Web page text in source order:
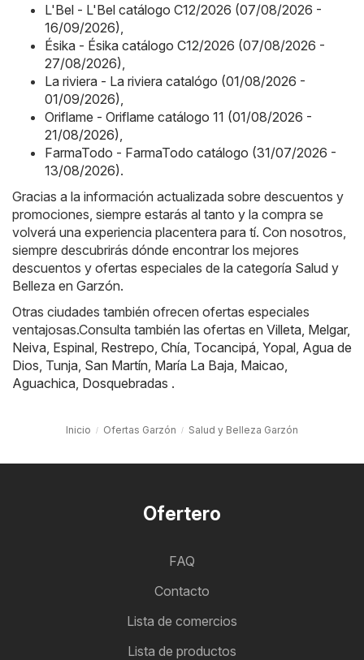
L'Bel - L'Bel catálogo C12/2026 (07/08/2026 -
16/09/2026)
Ésika - Ésika catálogo C12/2026 (07/08/2026 -
27/08/2026)
La riviera - La riviera catalógo (01/08/2026 -
01/09/2026)
Oriflame - Oriflame catálogo 11 (01/08/2026 -
21/08/2026)
FarmaTodo - FarmaTodo catálogo (31/07/2026 -
13/08/2026).
Gracias a la información actualizada sobre descuentos y
promociones, siempre estarás al tanto y la compra se
volverá una experiencia placentera para tí. Con nosotros,
siempre descubrirás dónde encontrar los mejores
descuentos y ofertas especiales de la categoría Salud y
Belleza en Garzón.
Otras ciudades también ofrecen ofertas especiales
ventajosas.Consulta también las ofertas en Villeta Melgar,
Neiva Espinal Restrepo Chía Tocancipá Yopal Agua de
Dios Tunja San Martín María La Baja Maicao
Aguachica Dosquebradas .
Inicio Ofertas Garzón Salud y Belleza Garzón
Ofertero
FAQ
Contacto
Lista de comercios
Lista de productos